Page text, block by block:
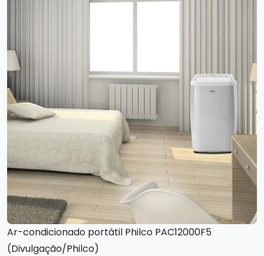
Ar-condicionado portátil Philco PAC12000F5
(Divulgação/Philco)